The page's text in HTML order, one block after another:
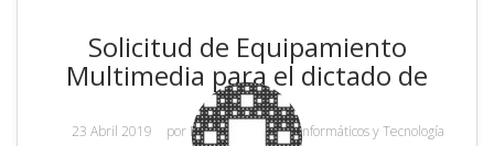
Solicitud de Equipamiento
Multimedia para el dictado de
Clases
23 Abril 2019 por Dpto. de Servicios Informáticos y Tecnología